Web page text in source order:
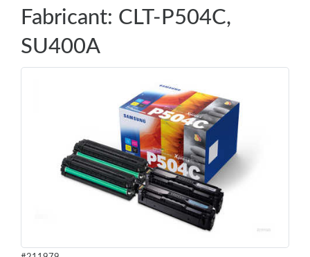
Fabricant: CLT-P504C,
SU400A